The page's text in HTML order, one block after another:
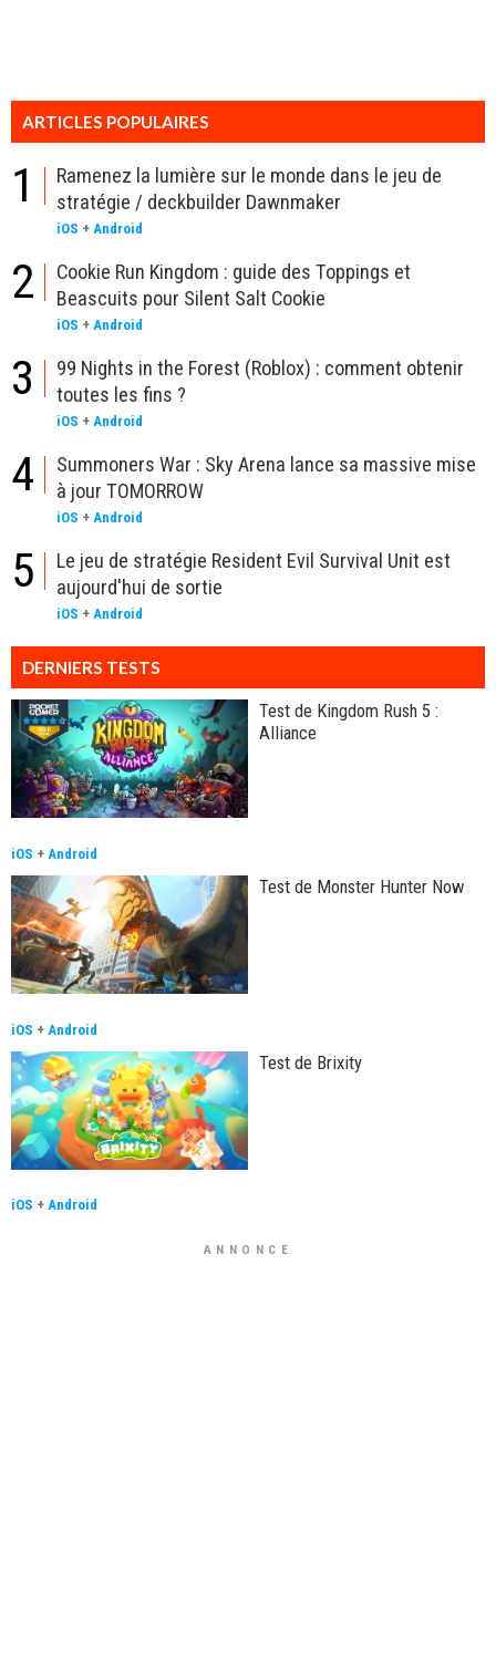
ARTICLES POPULAIRES
1
Ramenez la lumière sur le monde dans le jeu de
stratégie / deckbuilder Dawnmaker
iOS + Android
2
Cookie Run Kingdom : guide des Toppings et
Beascuits pour Silent Salt Cookie
iOS + Android
3
99 Nights in the Forest (Roblox) : comment obtenir
toutes les fins ?
iOS + Android
4
Summoners War : Sky Arena lance sa massive mise
à jour TOMORROW
iOS + Android
5
Le jeu de stratégie Resident Evil Survival Unit est
aujourd'hui de sortie
iOS + Android
DERNIERS TESTS
Test de Kingdom Rush 5 :
Alliance
iOS + Android
Test de Monster Hunter Now
iOS + Android
Test de Brixity
iOS + Android
ANNONCE